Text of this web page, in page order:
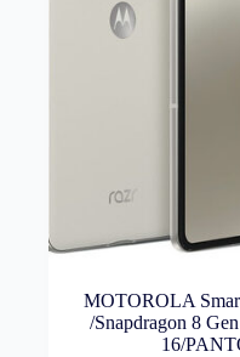
MOTOROLA
/Snapdragon 8
16/